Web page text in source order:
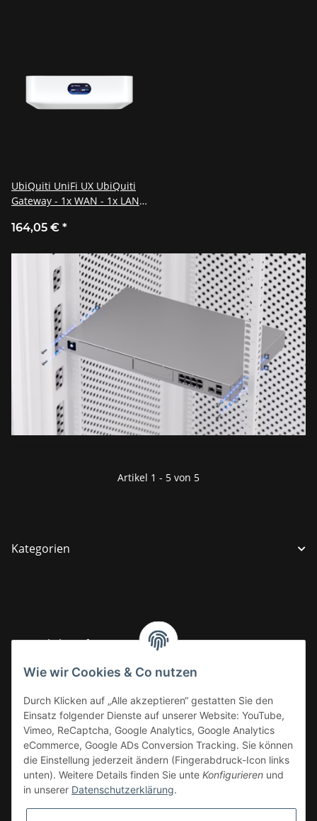
UbiQuiti UniFi UX UbiQuiti
Gateway - 1x WAN - 1x LAN
164,05 € *
Artikel 1 - 5 von 5
Kategorien
Gesetzliche Informationen
Wie wir Cookies & Co nutzen
Durch Klicken auf „Alle akzeptieren“ gestatten Sie den
Einsatz folgender Dienste auf unserer Website: YouTube,
Vimeo, ReCaptcha, Google Analytics, Google Analytics
eCommerce, Google ADs Conversion Tracking. Sie können
die Einstellung jederzeit ändern (Fingerabdruck-Icon links
unten). Weitere Details finden Sie unte Konfigurieren und
in unserer Datenschutzerklärung.